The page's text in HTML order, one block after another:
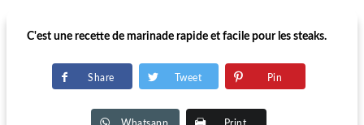
C'est une recette de marinade rapide et facile pour les steaks.
Share Tweet Pin